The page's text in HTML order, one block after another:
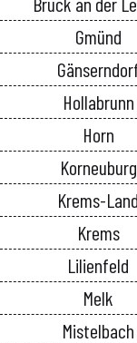
Gmünd
Hollabrunn
Horn
Korneuburg
Krems-Land
Krems
Lilienfeld
Melk
Mistelbach